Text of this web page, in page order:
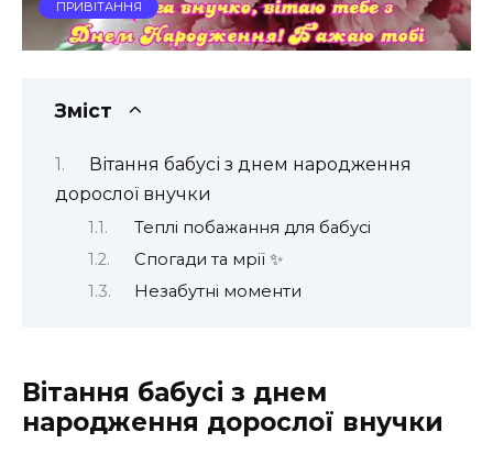
ПРИВІТАННЯ
Зміст
Вітання бабусі з днем народження
дорослої внучки
Теплі побажання для бабусі
Спогади та мрії ✨
Незабутні моменти
Вітання бабусі з днем
народження дорослої внучки